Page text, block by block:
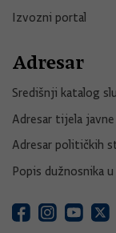
Izvozni portal
Adresar
Središnji katalog
Adresar tijela
Adresar političkih
Popis dužnosnika u